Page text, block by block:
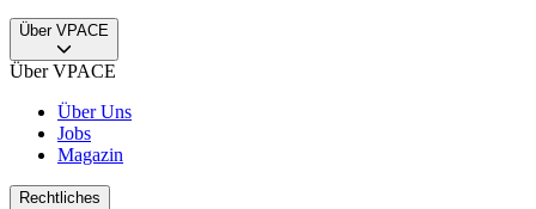
Über VPACE
Über VPACE
Über Uns
Jobs
Magazin
Rechtliches